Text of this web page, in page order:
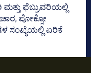
ಮತ್ತು ಫೆಬ್ರುವರಿಯಲ್ಲಿ
ಪೋಕ್ಸೋ
ಸಂಖ್ಯೆಯಲ್ಲಿ ಏರಿಕೆ